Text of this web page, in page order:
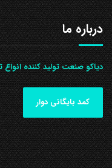
درباره ما
دیاکو صنعت تولید کننده
کمد بایگانی دوار